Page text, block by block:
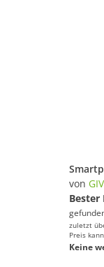
von
Bester
zuletzt
Preis
Keine